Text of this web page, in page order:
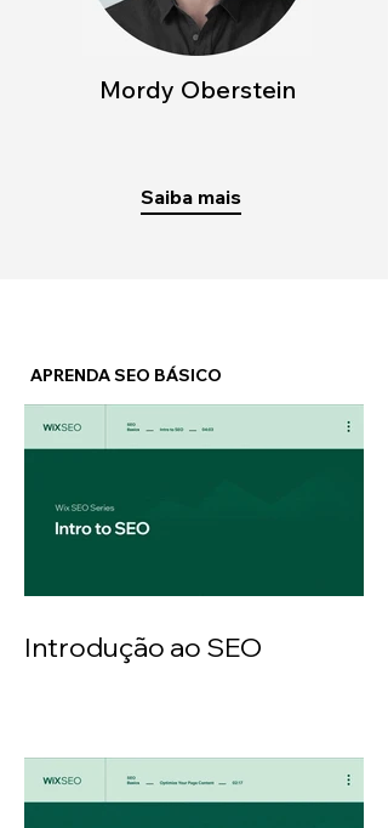
Mordy Oberstein
Saiba mais
APRENDA SEO BÁSICO
Introdução ao SEO